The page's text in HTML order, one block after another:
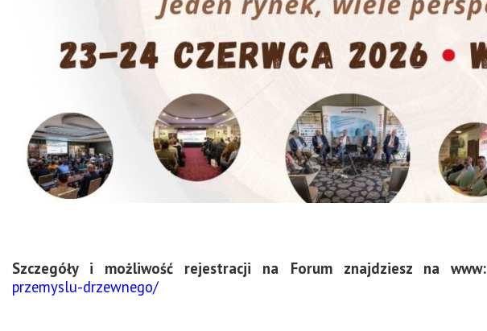
Szczegóły i możliwość rejestracji na Forum znajdziesz na www:
przemyslu-drzewnego/